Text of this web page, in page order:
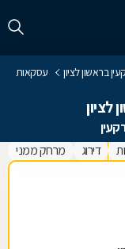
בראשון לציון
עסקאות
לציון
דירוג מרחק ממני